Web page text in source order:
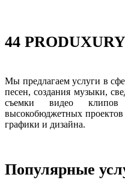
44 PRODUXURY
Мы предлагаем услуги в
песен, создания музыки,
съемки видео
высокобюджетных
графики и дизайна.
Популярные